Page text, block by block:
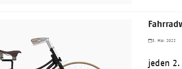
3. Mai 2022
jeden